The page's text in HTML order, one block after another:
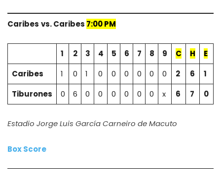
Caribes vs. Caribes 7:00 PM
1 2 3 4 5 6 7 8 9 C H
E
Caribes
1 0 1 0 0 0 0 0 0 2 6
1
Tiburones
0 6 0 0 0 0 0 0 x 6 7 0
Estadio Jorge Luis García Carneiro de Macuto
Box Score